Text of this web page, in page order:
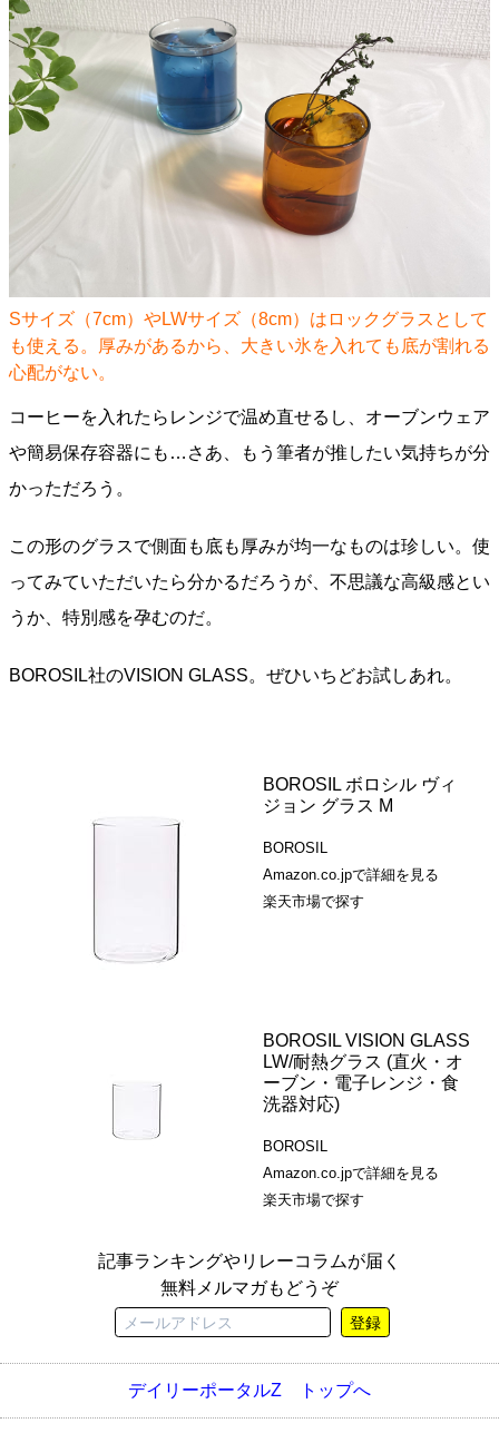
Sサイズ（7cm）やLWサイズ（8cm）はロックグラスとして
も使える。厚みがあるから、大きい氷を入れても底が割れる
心配がない。
コーヒーを入れたらレンジで温め直せるし、オーブンウェア
や簡易保存容器にも…さあ、もう筆者が推したい気持ちが分
かっただろう。
この形のグラスで側面も底も厚みが均一なものは珍しい。使
ってみていただいたら分かるだろうが、不思議な高級感とい
うか、特別感を孕むのだ。
BOROSIL社のVISION GLASS。ぜひいちどお試しあれ。
BOROSIL ボロシル ヴィ
ジョン グラス M
BOROSIL
Amazon.co.jpで詳細を見る
楽天市場で探す
BOROSIL VISION GLASS
LW/耐熱グラス (直火・オ
ーブン・電子レンジ・食
洗器対応)
BOROSIL
Amazon.co.jpで詳細を見る
楽天市場で探す
記事ランキングやリレーコラムが届く
無料メルマガもどうぞ
登録
デイリーポータルZ トップへ